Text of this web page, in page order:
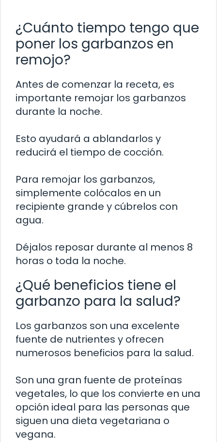
¿Cuánto tiempo tengo que
poner los garbanzos en
remojo?
Antes de comenzar la receta, es
importante remojar los garbanzos
durante la noche.
Esto ayudará a ablandarlos y
reducirá el tiempo de cocción.
Para remojar los garbanzos,
simplemente colócalos en un
recipiente grande y cúbrelos con
agua.
Déjalos reposar durante al menos 8
horas o toda la noche.
¿Qué beneficios tiene el
garbanzo para la salud?
Los garbanzos son una excelente
fuente de nutrientes y ofrecen
numerosos beneficios para la salud.
Son una gran fuente de proteínas
vegetales, lo que los convierte en una
opción ideal para las personas que
siguen una dieta vegetariana o
vegana.